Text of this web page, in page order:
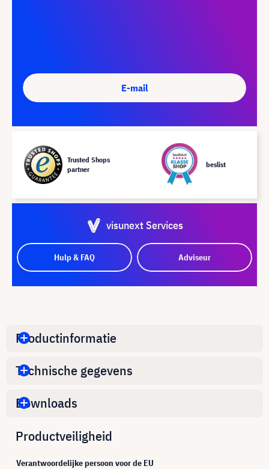
E-mail
Trusted Shops
partner
beslist
visunext Services
Hulp & FAQ Adviseur
Productinformatie
Technische gegevens
Downloads
Productveiligheid
Verantwoordelijke persoon voor de EU